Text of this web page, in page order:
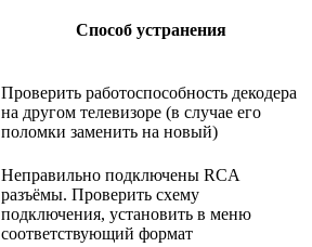
Способ устранения
Проверить работоспособность декодера
на другом телевизоре (в случае его
поломки заменить на новый)
Неправильно подключены RCA
разъёмы. Проверить схему
подключения, установить в меню
соответствующий формат